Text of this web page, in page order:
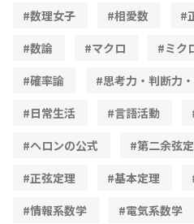
数理女子 相愛数
数論
マクロ ミク
確率論
思考力・判断力
日常生活
言語活動
ヘロンの公式
第二余弦
正弦定理
基本定理
情報系数学
電気系数学